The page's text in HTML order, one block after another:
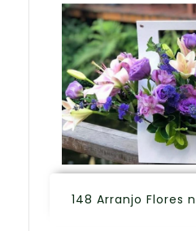
148 Arranjo Flores